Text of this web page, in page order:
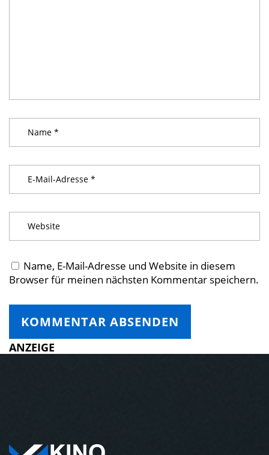
Name, E-Mail-Adresse und Website in diesem
Browser für meinen nächsten Kommentar speichern.
ANZEIGE